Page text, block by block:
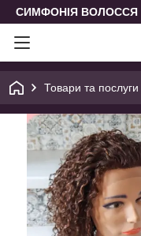
СИМФОНІЯ ВОЛОССЯ
Товари та послуги